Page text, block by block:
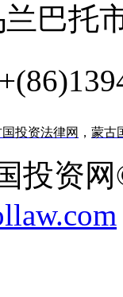
巴托
投资法律网 ， 蒙古
投资